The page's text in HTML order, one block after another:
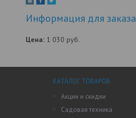
Информация для заказа
Цена: 1 030 руб.
КАТАЛОГ ТОВАРОВ
Акции и скидки
Садовая техника